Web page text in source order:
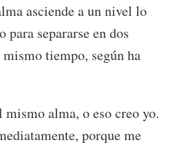
asciende a un nivel lo
para separarse en dos
tiempo, según ha
mismo alma, o eso creo yo.
porque me